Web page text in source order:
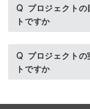
Q プロジェクト
トですか
Q プロジェクト
トですか